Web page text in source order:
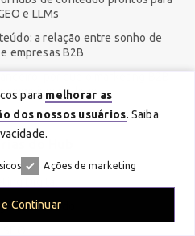
e LLMs
a relação entre sonho de
empresas B2B
como investidores
do Hub
de Conteúdo
para melhorar as
dos nossos usuários. Saiba
Ações de marketing
e Continuar